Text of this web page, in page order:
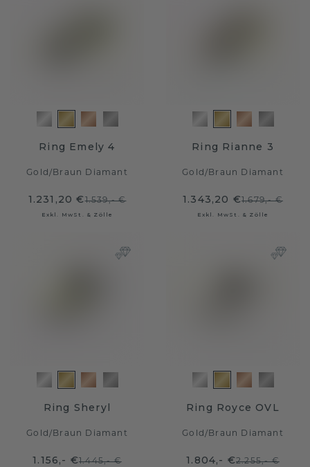
Ring Emely 4
Gold / Braun Diamant
1.231,20 €1.539,- €
Exkl. MwSt. & Zölle
Ring Rianne 3
Gold / Braun Diamant
1.343,20 €1.679,- €
Exkl. MwSt. & Zölle
Ring Sheryl
Gold / Braun Diamant
1.156,- €1.445,- €
Ring Royce OVL
Gold / Braun Diamant
1.804,- €2.255,- €